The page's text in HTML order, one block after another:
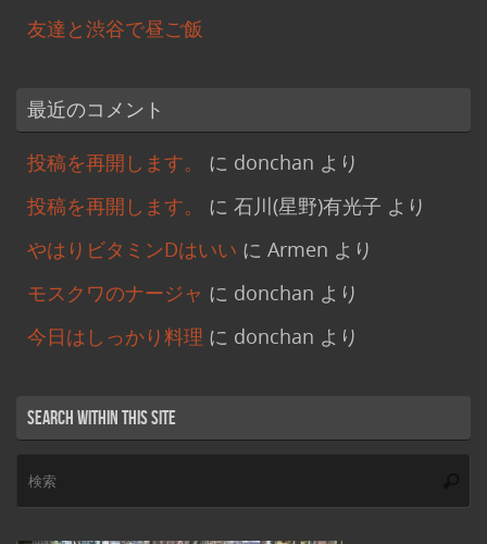
友達と渋谷で昼ご飯
最近のコメント
投稿を再開します。 に donchan より
投稿を再開します。
に 石川(星野)有光子 より
やはりビタミンDはいい に Armen より
モスクワのナージャ に donchan より
今日はしっかり料理 に donchan より
Search within this site
索